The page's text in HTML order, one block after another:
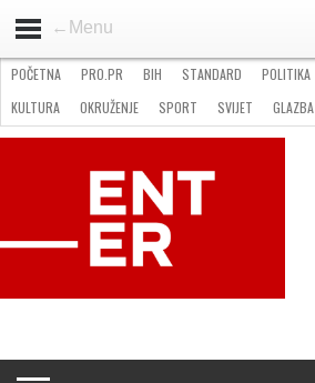
←Menu
STANDARD
GOSPODARSTVO
OKRUŽENJE
POČETNA PRO.PR BIH STANDARD
POLITIKA
KULTURA
OKRUŽENJE SPORT SVIJET
GLAZBA
NATJEČAJI
FILMING LOCATION IN BH KONTAKT